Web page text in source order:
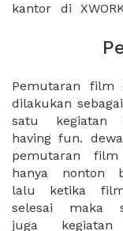
kantor di
Pemutaran film
dilakukan
satu kegiatan
having fun.
pemutaran
hanya nonton
lalu ketika
selesai maka
juga
tadi, lebih
nonton bareng
yang kemudian
film selesai
kalian akan
atau
review
yang telah
dimana kalian